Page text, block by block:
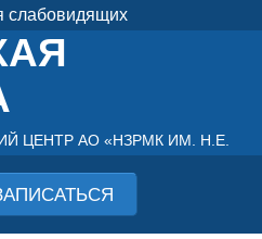
слабовидящих
ЦЕНТР АО «НЗРМК ИМ. Н.Е.